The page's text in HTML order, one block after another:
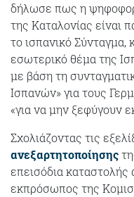
δήλωσε πως η
της Καταλονίας είναι
το ισπανικό Σύνταγμα,
εσωτερικό θέμα της
με βάση τη
Ισπανών» για τους
«για να μην ξεφύγουν
Σχολιάζοντας τις
ανεξαρτητοποίησης
επεισόδια καταστολής
εκπρόσωπος της